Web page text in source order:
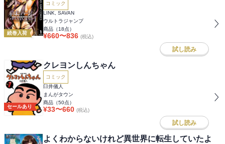
続巻入荷
コミック
LINK, SAVAN
ウルトラジャンプ
商品（18点）
¥660〜836 (税込)
試し読み
セールあり
クレヨンしんちゃん
コミック
臼井儀人
まんがタウン
商品（50点）
¥33〜660 (税込)
試し読み
よくわからないけれど異世界に転生していたよ